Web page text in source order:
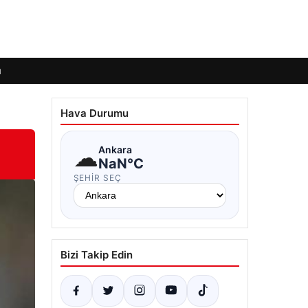
Hava Durumu
☁Ankara
NaN°C
ŞEHIR SEÇ
Bizi Takip Edin